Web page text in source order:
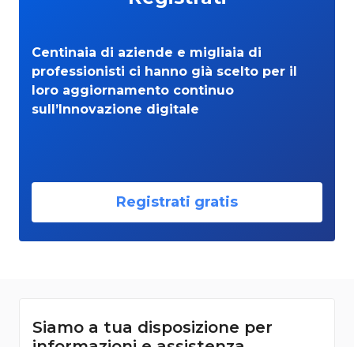
Centinaia di aziende e migliaia di
professionisti ci hanno già scelto per il
loro aggiornamento continuo
sull’Innovazione digitale
Registrati gratis
Siamo a tua disposizione per